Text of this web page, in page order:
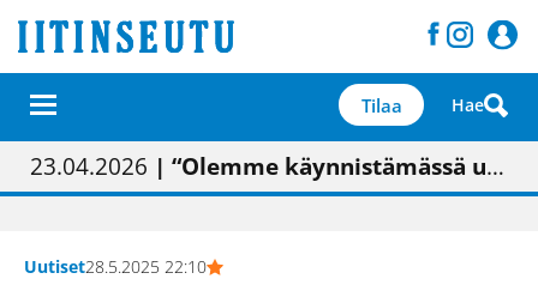
Tilaa Hae
01.02.2026 | Painon vaihtumisen pitäisi näkyä hieman parempana painojäljen laatuna lehdessä
05.02.2026 | Uudistettu kunnantalo on valoisa
23.04.2026 | “Olemme käynnistämässä uudelleen keskustavisiotyön”
09.05.2026| "Maalla on totuttu elämään omavaraisemmin kuin kaupungissa"
Uutiset28.5.2025 22:10